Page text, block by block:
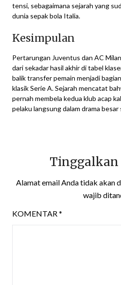
tensi, sebagaimana sejarah yang
dunia sepak bola Italia.
Kesimpulan
Pertarungan Juventus dan AC
dari sekadar hasil akhir di tabel
balik transfer pemain menjadi
klasik Serie A. Sejarah mencatat
pernah membela kedua klub acap
pelaku langsung dalam drama
Tinggalkan
Alamat email Anda tidak akan
wajib
KOMENTAR*